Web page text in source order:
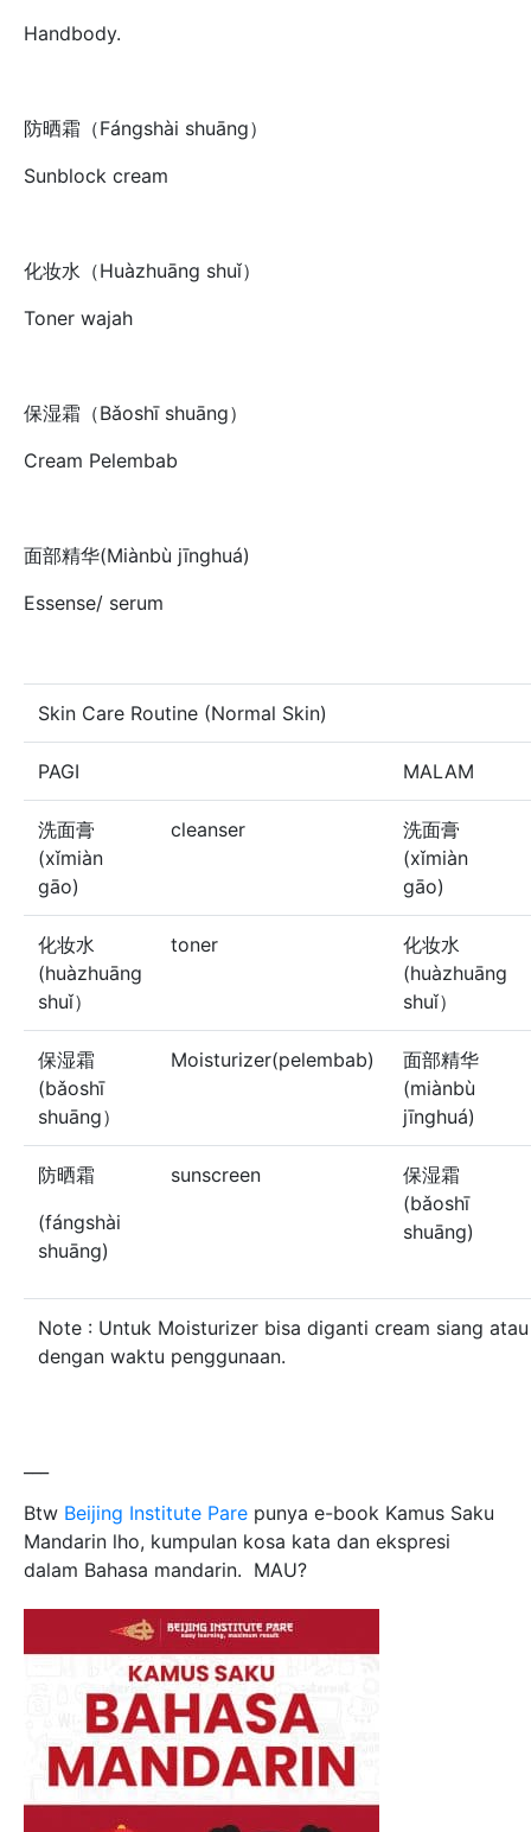
Handbody.
防晒霜（Fángshài shuāng）
Sunblock cream
化妆水（Huàzhuāng shuǐ）
Toner wajah
保湿霜（Bǎoshī shuāng）
Cream Pelembab
面部精华(Miànbù jīnghuá)
Essense/ serum
Skin Care Routine (Normal Skin)
PAGI MALAM
洗面膏
(xǐmiàn
gāo)
cleanser
洗面膏
(xǐmiàn
gāo)
化妆水
(huàzhuāng
shuǐ）
toner
化妆水
(huàzhuāng
shuǐ）
保湿霜
(bǎoshī
shuāng）
Moisturizer(pelembab)
面部精华
(miànbù
jīnghuá)
防晒霜
(fángshài
shuāng)
sunscreen
保湿霜
(bǎoshī
shuāng)
Note : Untuk Moisturizer bisa diganti cream siang
dengan waktu penggunaan.
Btw Beijing Institute Pare punya e-book Kamus Saku
Mandarin lho, kumpulan kosa kata dan ekspresi
dalam Bahasa mandarin. MAU?